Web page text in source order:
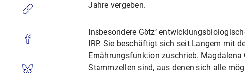
Jahre vergeben.
Insbesondere Götz‘
IRP. Sie beschäftigt sich seit Langem mit
Ernährungsfunktion zuschrieb. Magdalena
Stammzellen sind, aus denen sich alle